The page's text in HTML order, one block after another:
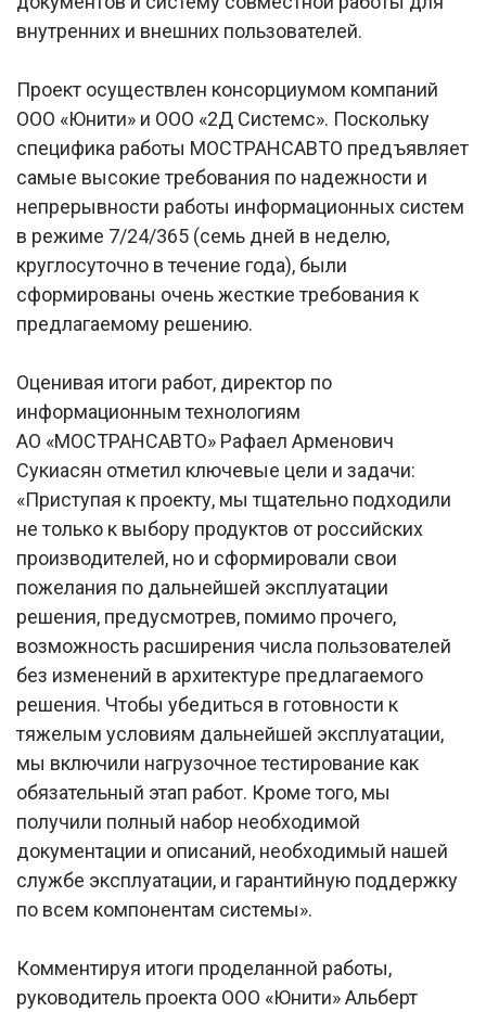
внутренних и внешних пользователей.
Проект осуществлен консорциумом компаний
ООО «Юнити» и ООО «2Д Системс». Поскольку
специфика работы МОСТРАНСАВТО предъявляет
самые высокие требования по надежности и
непрерывности работы информационных систем
в режиме 7/24/365 (семь дней в неделю,
круглосуточно в течение года), были
сформированы очень жесткие требования к
предлагаемому решению.
Оценивая итоги работ, директор по
информационным технологиям
АО «МОСТРАНСАВТО» Рафаел Арменович
Сукиасян отметил ключевые цели и задачи:
«Приступая к проекту, мы тщательно подходили
не только к выбору продуктов от российских
производителей, но и сформировали свои
пожелания по дальнейшей эксплуатации
решения, предусмотрев, помимо прочего,
возможность расширения числа пользователей
без изменений в архитектуре предлагаемого
решения. Чтобы убедиться в готовности к
тяжелым условиям дальнейшей эксплуатации,
мы включили нагрузочное тестирование как
обязательный этап работ. Кроме того, мы
получили полный набор необходимой
документации и описаний, необходимый нашей
службе эксплуатации, и гарантийную поддержку
по всем компонентам системы».
Комментируя итоги проделанной работы,
руководитель проекта ООО «Юнити» Альберт